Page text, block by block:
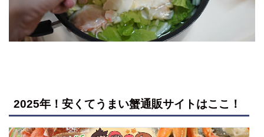
2025年！安くてうまい蟹通販サイトはここ！